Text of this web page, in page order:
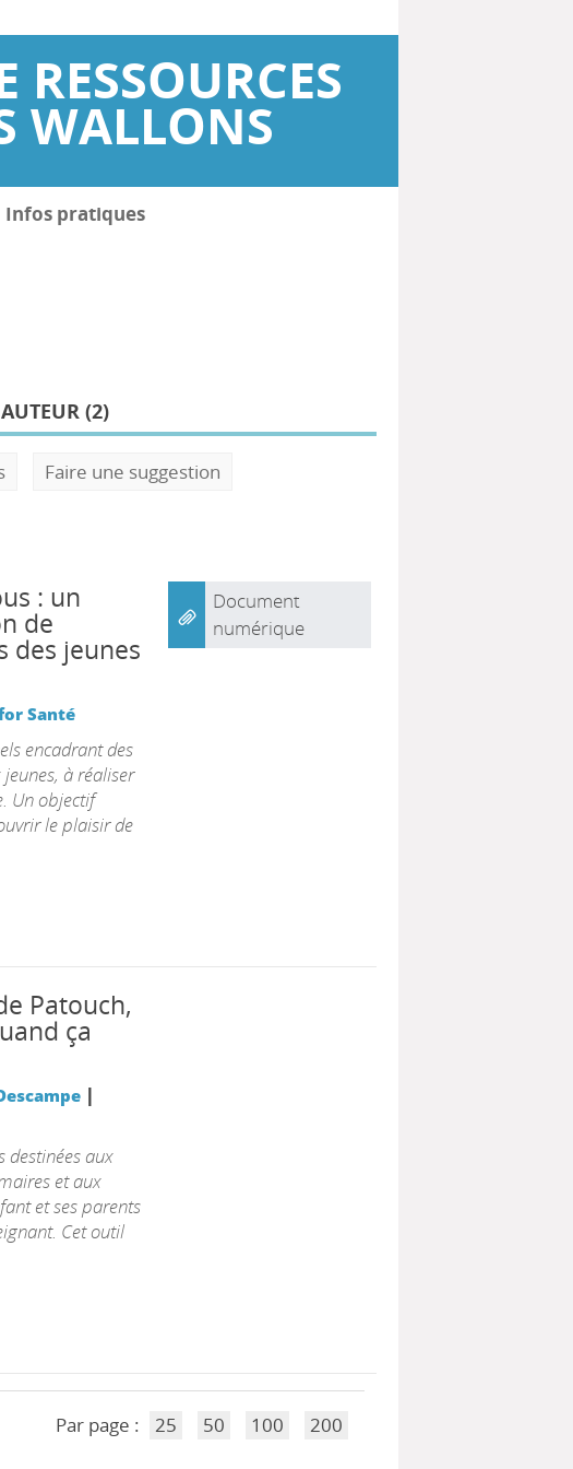
RESSOURCES
WALLONS
Infos pratiques
(2)
Faire une suggestion
: un
de
des jeunes
Santé
encadrant des
à réaliser
Un objectif
le plaisir de
Document
numérique
Patouch,
ça
|
destinées aux
et aux
et ses parents
Cet outil
Par page : 25 50 100 200